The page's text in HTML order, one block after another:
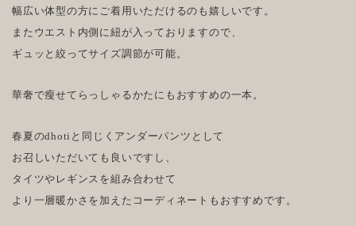
幅広い体型の方にご着用いただけるのも嬉しいです。
またウエスト内側に紐が入っておりますので、
ギュッと絞ってサイズ調節が可能。
華奢で瘦せてらっしゃるかたにもおすすめの一本。
春夏のdhotiと同じくアンダーパンツとして
お召しいただいても良いですし、
タイツやレギンスを組み合わせて
より一層暖かさを加えたコーディネートもおすすめです。